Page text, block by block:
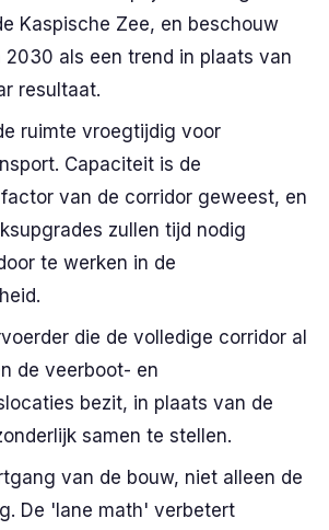
Kaspische Zee, en beschouw
2030 als een trend in plaats van
resultaat.
ruimte vroegtijdig voor
Capaciteit is de
van de corridor geweest, en
zullen tijd nodig
te werken in de
die de volledige corridor al
de veerboot- en
bezit, in plaats van de
samen te stellen.
van de bouw, niet alleen de
De 'lane math' verbetert